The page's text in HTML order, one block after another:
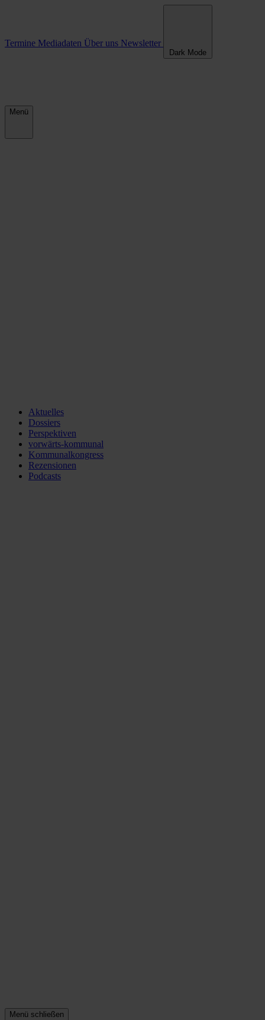
Termine Mediadaten Über uns Newsletter
Dark Mode
Menü
Aktuelles
Dossiers
Perspektiven
vorwärts-kommunal
Kommunalkongress
Rezensionen
Podcasts
Menü schließen